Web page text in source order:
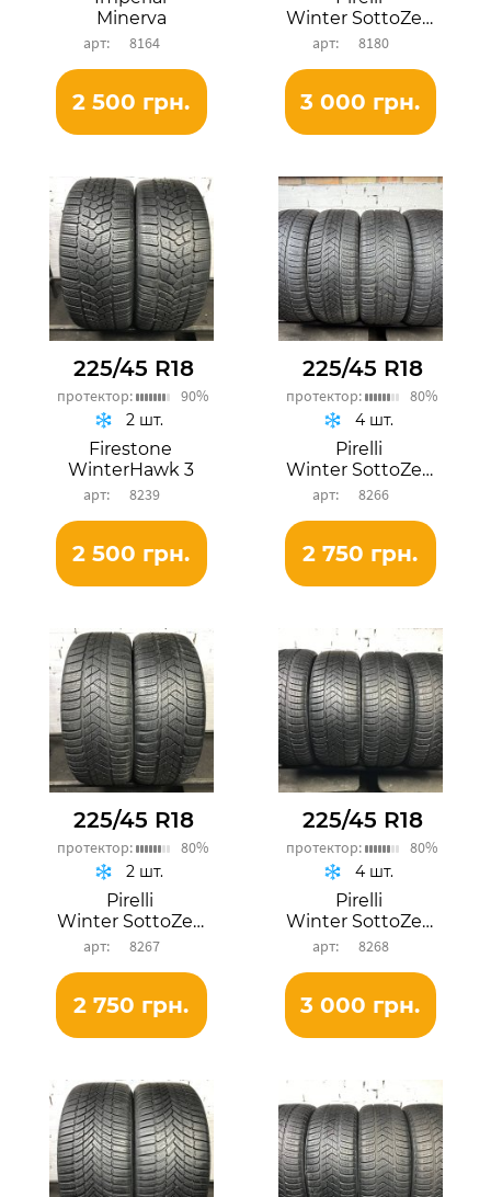
Minerva
8164
2 500 грн.
Winter SottoZero 3
8180
3 000 грн.
225/45 R18
протектор: 90%
Firestone
WinterHawk 3
8239
2 шт.
2 500 грн.
225/45 R18
протектор: 80%
Pirelli
Winter SottoZero 3
8266
4 шт.
2 750 грн.
225/45 R18
протектор: 80%
Pirelli
Winter SottoZero 3
8267
2 шт.
2 750 грн.
225/45 R18
протектор: 80%
Pirelli
Winter SottoZero 3
8268
4 шт.
3 000 грн.